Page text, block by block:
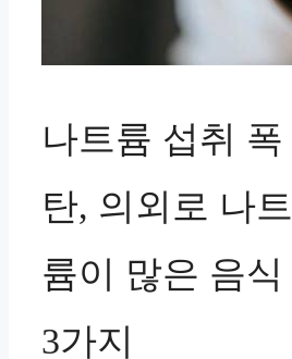
나트륨 섭취 폭
탄, 의외로 나트
륨이 많은 음식
3가지